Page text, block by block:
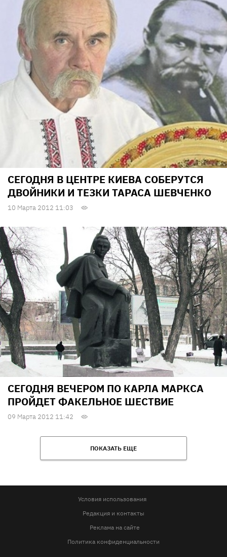
СЕГОДНЯ В ЦЕНТРЕ КИЕВА СОБЕРУТСЯ
ДВОЙНИКИ И ТЕЗКИ ТАРАСА ШЕВЧЕНКО
10 Марта 2012 11:03
СЕГОДНЯ ВЕЧЕРОМ ПО КАРЛА МАРКСА
ПРОЙДЕТ ФАКЕЛЬНОЕ ШЕСТВИЕ
09 Марта 2012 11:42
ПОКАЗАТЬ ЕЩЕ
Условия использования
Редакция и контакты
Реклама на сайте
Политика конфиденциальности